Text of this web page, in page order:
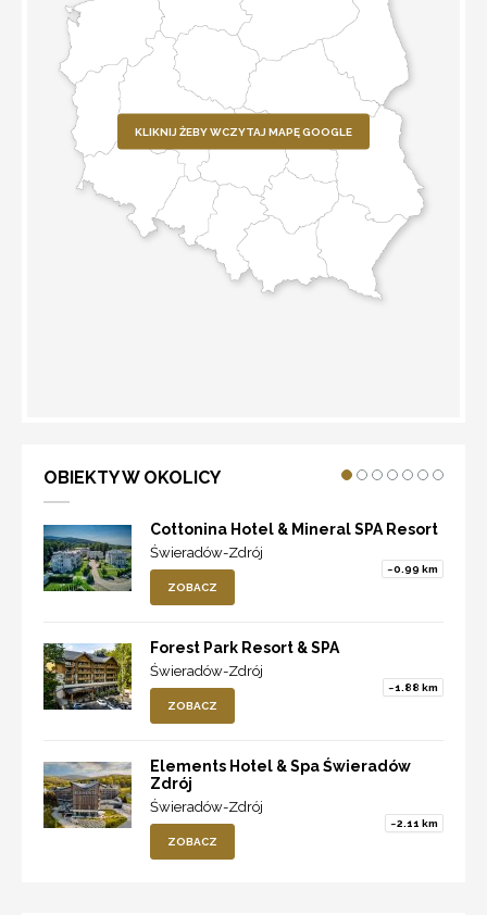
KLIKNIJ ŻEBY WCZYTAJ MAPĘ GOOGLE
OBIEKTY W OKOLICY
Cottonina Hotel & Mineral SPA Resort
Świeradów-Zdrój
~0.99 km
ZOBACZ
Forest Park Resort & SPA
Świeradów-Zdrój
~1.88 km
ZOBACZ
Elements Hotel & Spa Świeradów
Zdrój
Świeradów-Zdrój
~2.11 km
ZOBACZ